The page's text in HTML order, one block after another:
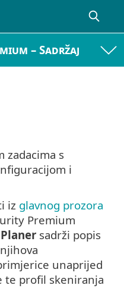
– Sadržaj
zadacima s
i
iz glavnog prozora
Premium
Planer sadrži popis
unaprijed
te profil skeniranja